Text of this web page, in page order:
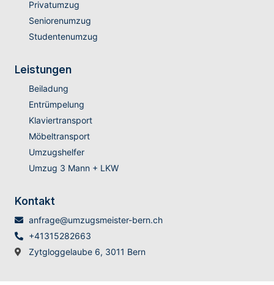
Privatumzug
Seniorenumzug
Studentenumzug
Leistungen
Beiladung
Entrümpelung
Klaviertransport
Möbeltransport
Umzugshelfer
Umzug 3 Mann + LKW
Kontakt
anfrage@umzugsmeister-bern.ch
+41315282663
Zytgloggelaube 6, 3011 Bern